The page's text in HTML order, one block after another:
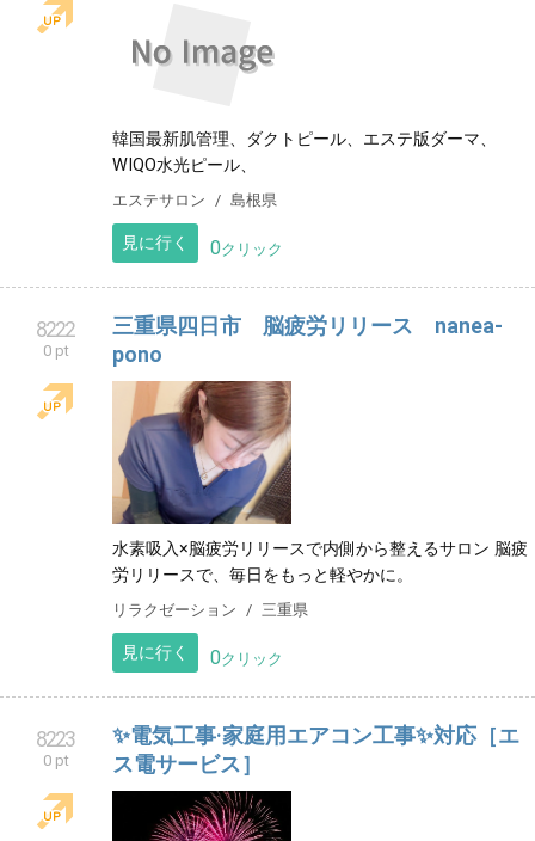
韓国最新肌管理、ダクトピール、エステ版ダーマ、
WIQO水光ピール、
エステサロン 島根県
見に行く 0クリック
8222
0 pt
三重県四日市 脳疲労リリース nanea-
pono
水素吸入×脳疲労リリースで内側から整えるサロン 脳疲
労リリースで、毎日をもっと軽やかに。
リラクゼーション 三重県
見に行く 0クリック
8223
0 pt
✨電気工事·家庭用エアコン工事✨対応［エ
ス電サービス］